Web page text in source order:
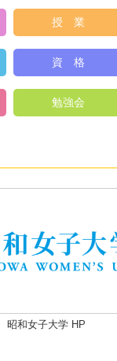
授 業
資 格
勉強会
昭和女子大学 HP